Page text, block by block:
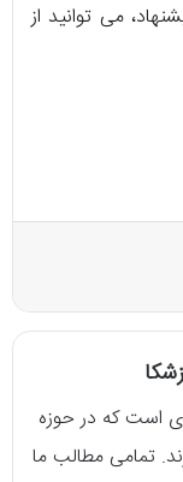
می توانید از
است که در حوزه
تمامی مطالب ما